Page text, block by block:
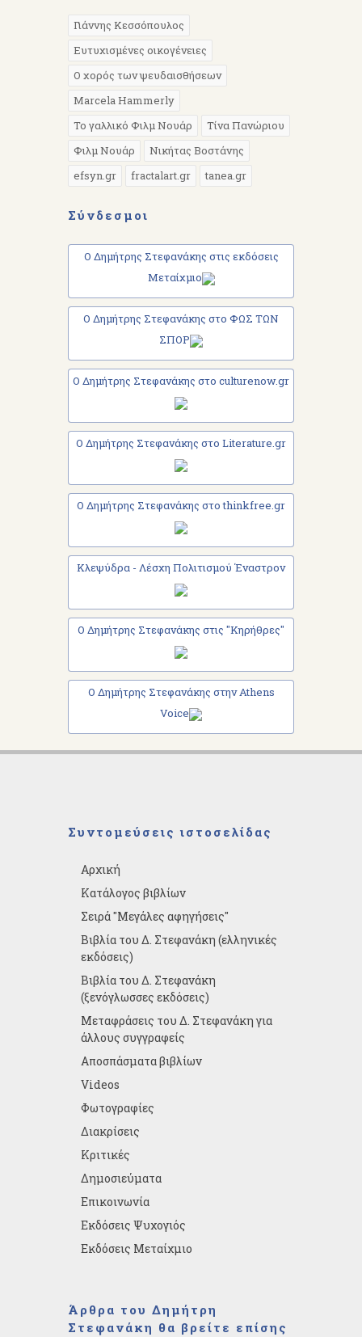
Γιάννης Κεσσόπουλος
Ευτυχισμένες οικογένειες
Ο χορός των ψευδαισθήσεων
Marcela Hammerly
Το γαλλικό Φιλμ Νουάρ
Τίνα Πανώριου
Φιλμ Νουάρ
Νικήτας Βοστάνης
efsyn.gr
fractalart.gr tanea.gr
Σύνδεσμοι
Ο Δημήτρης Στεφανάκης στις εκδόσεις
Μεταίχμιο
Ο Δημήτρης Στεφανάκης στο ΦΩΣ ΤΩΝ
ΣΠΟΡ
Ο Δημήτρης Στεφανάκης στο culturenow.gr
Ο Δημήτρης Στεφανάκης στο Literature.gr
Ο Δημήτρης Στεφανάκης στο thinkfree.gr
Κλεψύδρα - Λέσχη Πολιτισμού Έναστρον
Ο Δημήτρης Στεφανάκης στις "Κηρήθρες"
Ο Δημήτρης Στεφανάκης στην Athens
Voice
Συντομεύσεις ιστοσελίδας
Αρχική
Κατάλογος βιβλίων
Σειρά "Μεγάλες αφηγήσεις"
Βιβλία του Δ. Στεφανάκη (ελληνικές
εκδόσεις)
Βιβλία του Δ. Στεφανάκη
(ξενόγλωσσες εκδόσεις)
Μεταφράσεις του Δ. Στεφανάκη για
άλλους συγγραφείς
Αποσπάσματα βιβλίων
Videos
Φωτογραφίες
Διακρίσεις
Κριτικές
Δημοσιεύματα
Επικοινωνία
Εκδόσεις Ψυχογιός
Εκδόσεις Μεταίχμιο
Άρθρα του Δημήτρη
Στεφανάκη θα βρείτε επίσης